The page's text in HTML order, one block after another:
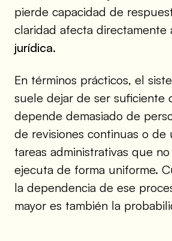
pierde capacidad de
claridad afecta directamente
jurídica.
En términos prácticos, el
suele dejar de ser suficiente
depende demasiado de
de revisiones continuas o de
tareas administrativas que
ejecuta de forma uniforme.
la dependencia de ese
mayor es también la